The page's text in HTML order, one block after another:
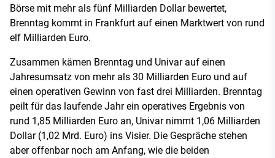
Börse mit mehr als fünf Milliarden Dollar bewertet,
Brenntag kommt in Frankfurt auf einen Marktwert von rund
elf Milliarden Euro.
Zusammen kämen Brenntag und Univar auf einen
Jahresumsatz von mehr als 30 Milliarden Euro und auf
einen operativen Gewinn von fast drei Milliarden. Brenntag
peilt für das laufende Jahr ein operatives Ergebnis von
rund 1,85 Milliarden Euro an, Univar nimmt 1,06 Milliarden
Dollar (1,02 Mrd. Euro) ins Visier. Die Gespräche stehen
aber offenbar noch am Anfang, wie die beiden